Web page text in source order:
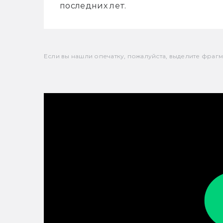
последних лет.
Если вы нашли опечатку, пожалуйста, выделите